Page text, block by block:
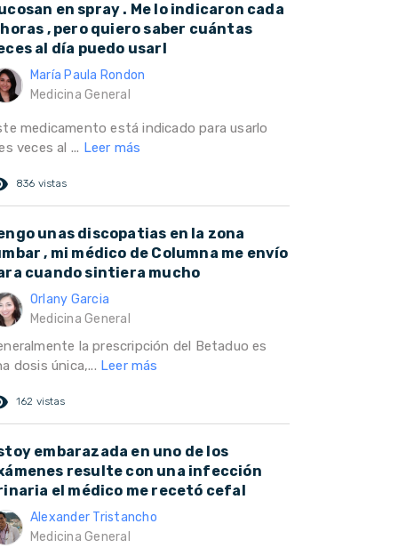
en spray . Me lo indicaron cada
, pero quiero saber cuántas
al día puedo usarl
María Paula Rondon
Medicina General
medicamento está indicado para usarlo
veces al ... Leer más
836 vistas
unas discopatias en la zona
, mi médico de Columna me envío
cuando sintiera mucho
Orlany Garcia
Medicina General
la prescripción del Betaduo es
dosis única,... Leer más
162 vistas
embarazada en uno de los
resulte con una infección
el médico me recetó cefal
Alexander Tristancho
Medicina General